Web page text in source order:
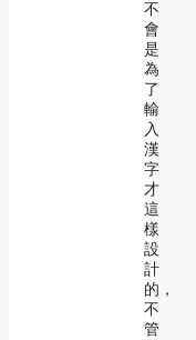
不
會
是
為
了
輸
入
漢
字
才
這
樣
設
計
的，
不
管